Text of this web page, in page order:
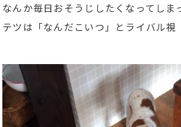
なんか毎日おそうじしたくなってしま
テツは「なんだこいつ」とライバル視